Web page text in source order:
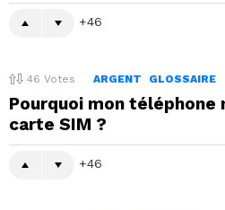
46
46 Votes ARGENT GLOSSAIRE
Pourquoi mon téléphone
carte SIM ?
46